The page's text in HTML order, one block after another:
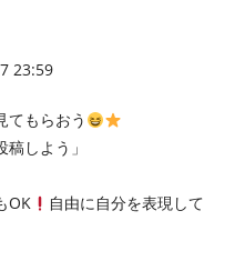
23:59
てもらおう
しよう」
OK
自由に自分を表現して